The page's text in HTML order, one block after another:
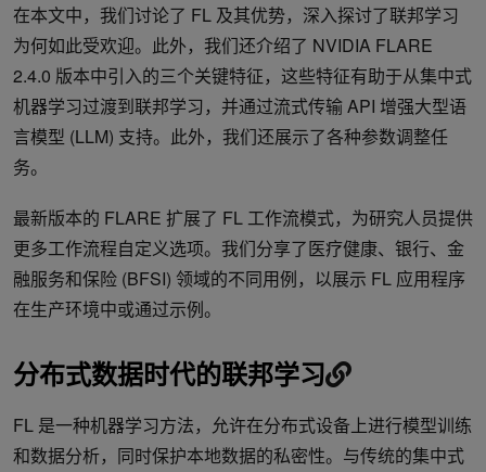
在本文中，我们讨论了 FL 及其优势，深入探讨了联邦学习
为何如此受欢迎。此外，我们还介绍了 NVIDIA FLARE
2.4.0 版本中引入的三个关键特征，这些特征有助于从集中式
机器学习过渡到联邦学习，并通过流式传输 API 增强大型语
言模型 (LLM) 支持。此外，我们还展示了各种参数调整任
务。
最新版本的 FLARE 扩展了 FL 工作流模式，为研究人员提供
更多工作流程自定义选项。我们分享了医疗健康、银行、金
融服务和保险 (BFSI) 领域的不同用例，以展示 FL 应用程序
在生产环境中或通过示例。
分布式数据时代的联邦学习
FL 是一种机器学习方法，允许在分布式设备上进行模型训练
和数据分析，同时保护本地数据的私密性。与传统的集中式